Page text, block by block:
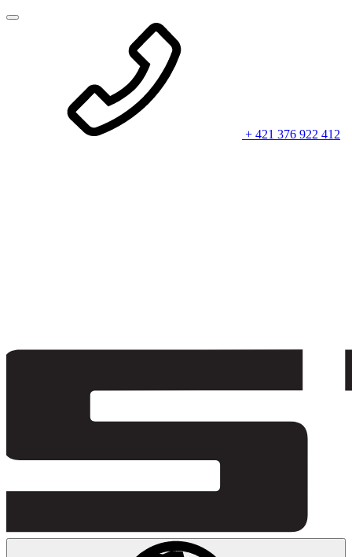
+ 421 376 922 412